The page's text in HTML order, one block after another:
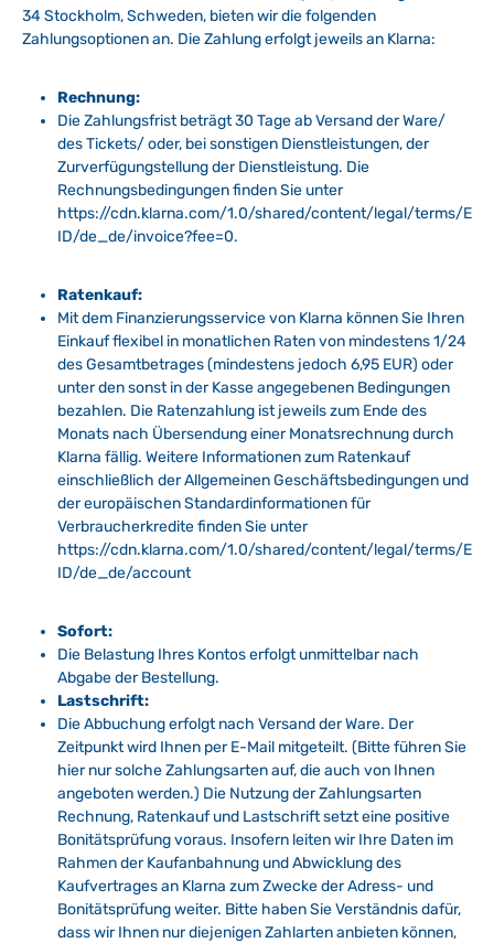
34 Stockholm, Schweden, bieten wir die folgenden
Zahlungsoptionen an. Die Zahlung erfolgt jeweils an Klarna:
Rechnung:
Die Zahlungsfrist beträgt 30 Tage ab Versand der Ware/
des Tickets/ oder, bei sonstigen Dienstleistungen, der
Zurverfügungstellung der Dienstleistung. Die
Rechnungsbedingungen finden Sie unter
https://cdn.klarna.com/1.0/shared/content/legal/terms/E
ID/de_de/invoice?fee=0.
Ratenkauf:
Mit dem Finanzierungsservice von Klarna können Sie Ihren
Einkauf flexibel in monatlichen Raten von mindestens 1/24
des Gesamtbetrages (mindestens jedoch 6,95 EUR) oder
unter den sonst in der Kasse angegebenen Bedingungen
bezahlen. Die Ratenzahlung ist jeweils zum Ende des
Monats nach Übersendung einer Monatsrechnung durch
Klarna fällig. Weitere Informationen zum Ratenkauf
einschließlich der Allgemeinen Geschäftsbedingungen und
der europäischen Standardinformationen für
Verbraucherkredite finden Sie unter
https://cdn.klarna.com/1.0/shared/content/legal/terms/E
ID/de_de/account
Sofort:
Die Belastung Ihres Kontos erfolgt unmittelbar nach
Abgabe der Bestellung.
Lastschrift:
Die Abbuchung erfolgt nach Versand der Ware. Der
Zeitpunkt wird Ihnen per E-Mail mitgeteilt. (Bitte führen Sie
hier nur solche Zahlungsarten auf, die auch von Ihnen
angeboten werden.) Die Nutzung der Zahlungsarten
Rechnung, Ratenkauf und Lastschrift setzt eine positive
Bonitätsprüfung voraus. Insofern leiten wir Ihre Daten im
Rahmen der Kaufanbahnung und Abwicklung des
Kaufvertrages an Klarna zum Zwecke der Adress- und
Bonitätsprüfung weiter. Bitte haben Sie Verständnis dafür,
dass wir Ihnen nur diejenigen Zahlarten anbieten können,